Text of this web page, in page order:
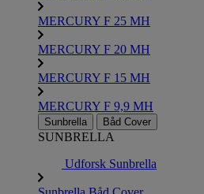
MERCURY F 25 MH
MERCURY F 20 MH
MERCURY F 15 MH
MERCURY F 9,9 MH
Sunbrella Båd Cover
SUNBRELLA
Udforsk Sunbrella